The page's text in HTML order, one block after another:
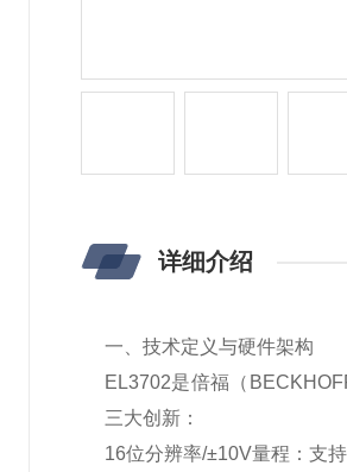
详细介绍
一、技术定义与硬件架构
EL3702是倍福（
三大创新：
‌16位分辨率/±10V量程‌：支